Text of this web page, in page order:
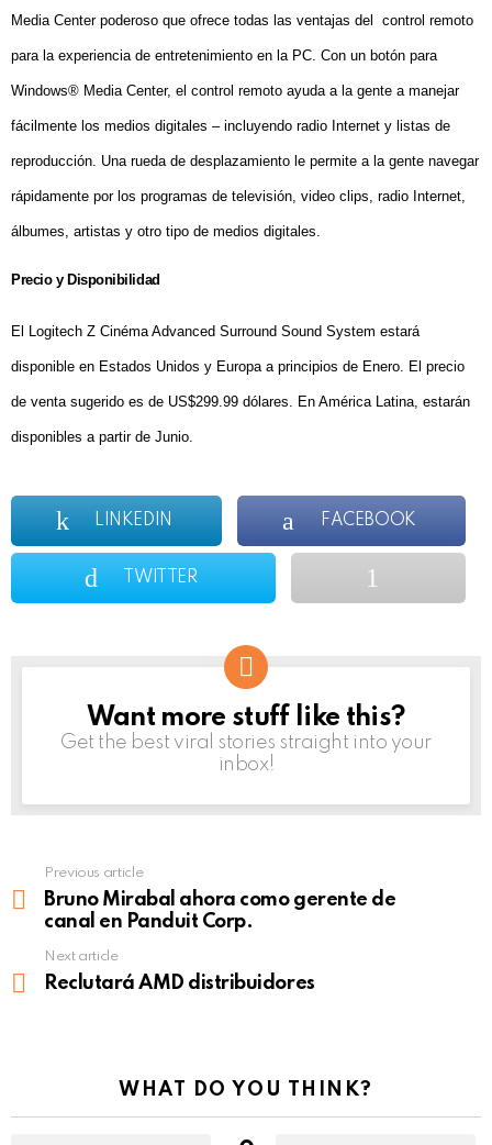
Media Center poderoso que ofrece todas las ventajas del control remoto
para la experiencia de entretenimiento en la PC. Con un botón para
Windows® Media Center, el control remoto ayuda a la gente a manejar
fácilmente los medios digitales – incluyendo radio Internet y listas de
reproducción. Una rueda de desplazamiento le permite a la gente navegar
rápidamente por los programas de televisión, video clips, radio Internet,
álbumes, artistas y otro tipo de medios digitales.
Precio y Disponibilidad
El Logitech Z Cinéma Advanced Surround Sound System estará
disponible en Estados Unidos y Europa a principios de Enero. El precio
de venta sugerido es de US$299.99 dólares. En América Latina, estarán
disponibles a partir de Junio.
LINKEDIN FACEBOOK
TWITTER
NEWSLETTER
Want more stuff like this?
Get the best viral stories straight into your
inbox!
more
Previous article
Bruno Mirabal ahora como gerente de
canal en Panduit Corp.
Next article
Reclutará AMD distribuidores
WHAT DO YOU THINK?